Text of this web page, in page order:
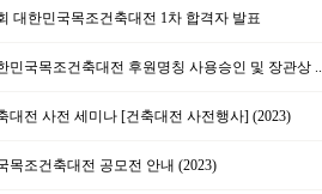
대한민국목조건축대전 1차 합격자 발표
민국목조건축대전 후원명칭 사용승인 및 장관상 ..
대전 사전 세미나 [건축대전 사전행사] (2023)
목조건축대전 공모전 안내 (2023)